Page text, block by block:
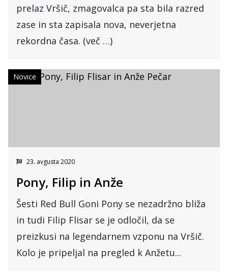
prelaz Vršič, zmagovalca pa sta bila razred
zase in sta zapisala nova, neverjetna
rekordna časa. (več …)
23. avgusta 2020
Pony, Filip in Anže
Šesti Red Bull Goni Pony se nezadržno bliža
in tudi Filip Flisar se je odločil, da se
preizkusi na legendarnem vzponu na Vršič.
Kolo je pripeljal na pregled k Anžetu...
Novice